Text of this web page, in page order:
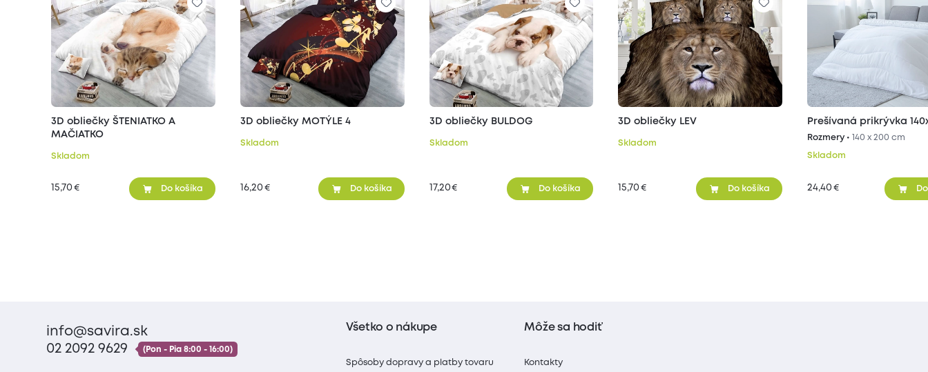
3D obliečky ŠTENIATKO A
MAČIATKO
Skladom
15,70 € Do košíka
3D obliečky MOTÝLE 4
Skladom
16,20 € Do košíka
3D obliečky BULDOG
Skladom
17,20 € Do košíka
3D obliečky LEV
Skladom
15,70 € Do košíka
Prešívaná prikrývka
Rozmery • 140 x 200 cm
Skladom
24,40 €
info@savira.sk
02 2092 9629
(Pon - Pia 8:00 - 16:00)
Všetko o nákupe
Spôsoby dopravy a platby tovaru
Môže sa hodiť
Kontakty